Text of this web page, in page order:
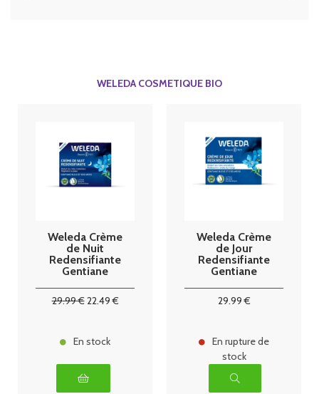
WELEDA COSMETIQUE BIO
Weleda Crème
de Nuit
Redensifiante
Gentiane
ml
29.99€22.49€
En stock
Weleda Crème
de Jour
Redensifiante
Gentiane
ml
29.99€
En rupture de
stock